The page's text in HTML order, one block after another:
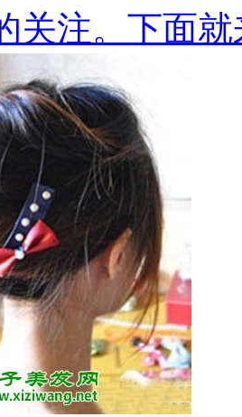
关注。下面